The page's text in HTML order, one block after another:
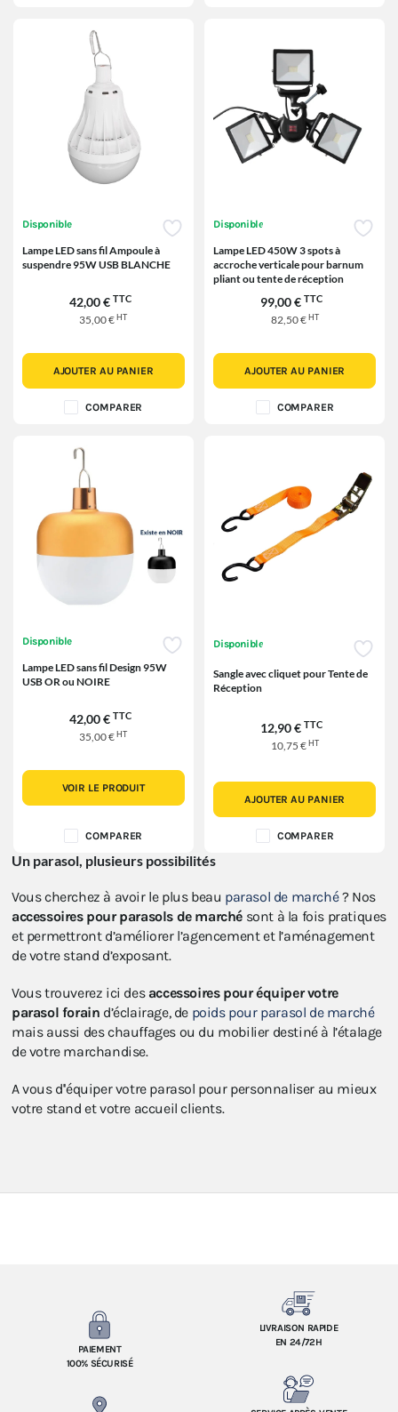
Disponible
Lampe LED sans fil Ampoule à
suspendre 95W USB BLANCHE
42,00 € TTC
35,00 €HT
AJOUTER AU PANIER
COMPARER
Disponible
Lampe LED 450W 3 spots à
accroche verticale pour barnum
pliant ou tente de réception
99,00 € TTC
82,50 €HT
AJOUTER AU PANIER
COMPARER
Disponible
Lampe LED sans fil Design 95W
USB OR ou NOIRE
42,00 € TTC
35,00 €HT
VOIR LE PRODUIT
COMPARER
Disponible
Sangle avec cliquet pour Tente de
Réception
12,90 € TTC
10,75 €HT
AJOUTER AU PANIER
COMPARER
Un parasol, plusieurs possibilités
Vous cherchez à avoir le plus beau parasol de marché? Nos
accessoires pour parasols de marché sont à la fois pratiques
et permettront d’améliorer l’agencement et l’aménagement
de votre stand d’exposant.
Vous trouverez ici des accessoires pour équiper votre
parasol forain d’éclairage, de poids pour parasol de marché
mais aussi des chauffages ou du mobilier destiné à l’étalage
de votre marchandise.
A vous d''équiper votre parasol pour personnaliser au mieux
votre stand et votre accueil clients.
PAIEMENT
100% SÉCURISÉ
LIVRAISON RAPIDE
EN 24/72H